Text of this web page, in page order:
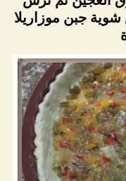
جبن موزاريلا